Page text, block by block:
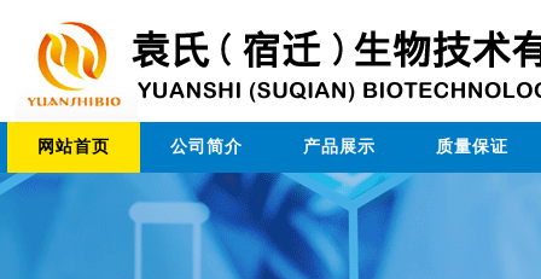
网站首页 公司简介 产品展示 质量保证